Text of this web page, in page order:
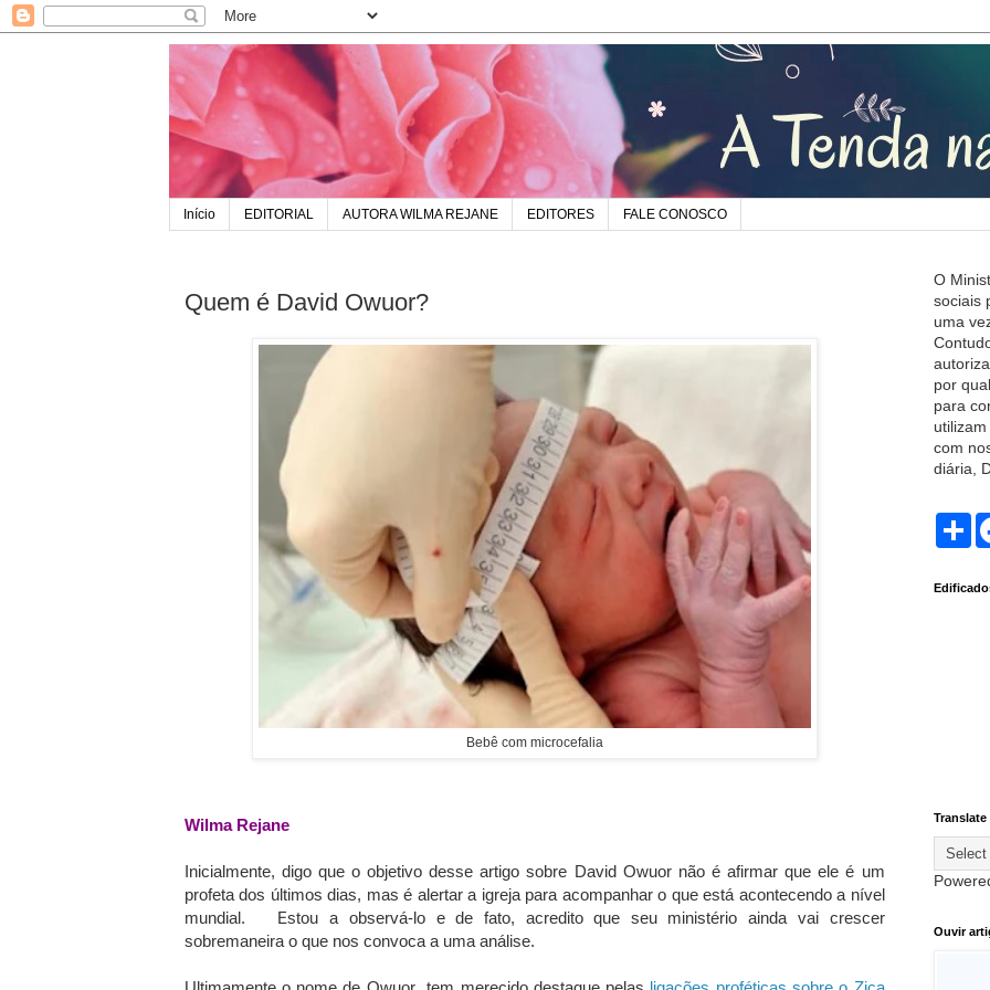
Início EDITORIAL AUTORA WILMA REJANE EDITORES FALE CONOSCO
Quem é David Owuor?
Bebê com microcefalia
Wilma Rejane
Inicialmente, digo que o objetivo desse artigo sobre David Owuor não é afirmar que ele é um
profeta dos últimos dias, mas é alertar a igreja para acompanhar o que está acontecendo a nível
mundial. Estou a observá-lo e de fato, acredito que seu ministério ainda vai crescer
sobremaneira o que nos convoca a uma análise.
O
sociais
uma
por
para
com
diária,
S
e
Translate
Ouvir